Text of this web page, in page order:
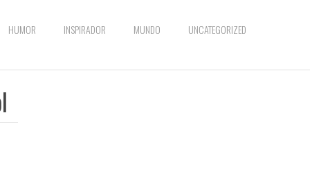
HUMOR INSPIRADOR MUNDO UNCATEGORIZED